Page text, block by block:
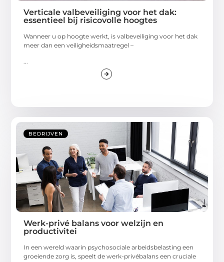
Verticale valbeveiliging voor het dak:
essentieel bij risicovolle hoogtes
Wanneer u op hoogte werkt, is valbeveiliging voor het dak
meer dan een veiligheidsmaatregel –
...
BEDRIJVEN
Werk-privé balans voor welzijn en
productivitei
In een wereld waarin psychosociale arbeidsbelasting een
groeiende zorg is, speelt de werk-privébalans een cruciale